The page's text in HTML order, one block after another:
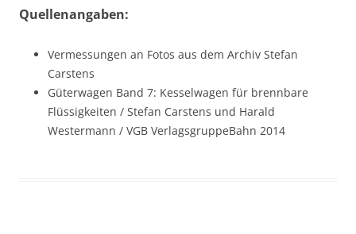
Quellenangaben:
Vermessungen an Fotos aus dem Archiv Stefan
Carstens
Güterwagen Band 7: Kesselwagen für brennbare
Flüssigkeiten / Stefan Carstens und Harald
Westermann / VGB VerlagsgruppeBahn 2014